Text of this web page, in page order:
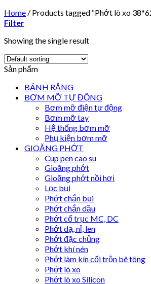
Home / Products tagged “Phớt lò xo
Filter
Showing the single result
Sản phẩm
BÁNH RĂNG
BƠM MỠ TỰ ĐỘNG
Bơm mỡ điện tự động
Bơm mỡ tay
Hệ thống bơm mỡ
Phụ kiện bơm mỡ
GIOĂNG PHỚT
Cup pen cao su
Gioăng phớt
Gioăng phớt nồi hơi
Lọc bụi
Phớt chắn bụi
Phớt chắn dầu
Phớt cổ trục MC, DC
Phớt dạ, nỉ, len
Phớt đặc chủng
Phớt khí nén
Phớt làm kín cối trộn bê tông
Phớt lò xo
Phớt lò xo Silicon